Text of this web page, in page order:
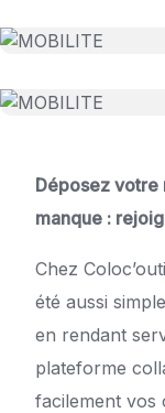
Déposez votre
manque :
Chez
été aussi
en rendant
plateforme
facilement vos